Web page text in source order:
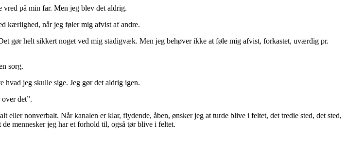
på min far. Men jeg blev det aldrig.
kærlighed, når jeg føler mig afvist af andre.
gør helt sikkert noget ved mig stadigvæk. Men jeg behøver ikke at føle mig afvist, forkastet, uværdig pr.
sorg.
hvad jeg skulle sige. Jeg gør det aldrig igen.
det”.
nonverbalt. Når kanalen er klar, flydende, åben, ønsker jeg at turde blive i feltet, det tredie sted, det sted,
mennesker jeg har et forhold til, også tør blive i feltet.